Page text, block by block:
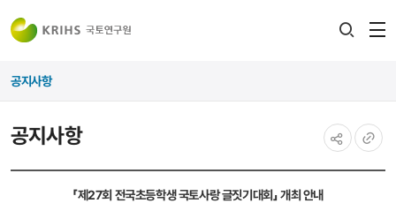
공지사항
공지사항
「제27회 전국초등학생 국토사랑 글짓기대회」 개최 안내